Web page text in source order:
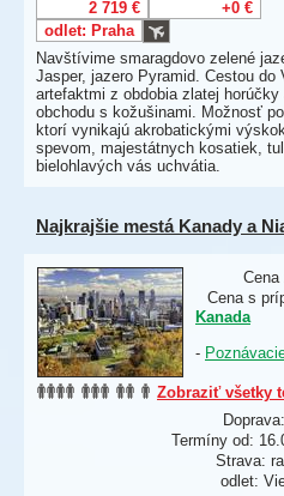
2 719 €
+0 €
odlet: Praha
Navštívime smaragdovo zelené
Jasper, jazero Pyramid. Cestou do
artefaktmi z obdobia zlatej
obchodu s kožušinami. Možnosť
ktorí vynikajú akrobatickými
spevom, majestátnych kosatiek,
bielohlavých vás uchvátia.
Najkrajšie mestá Kanady a
Cena
Cena s
Kanada
-
Zobraziť všetky
Doprava:
Termíny od:
Strava:
odlet: